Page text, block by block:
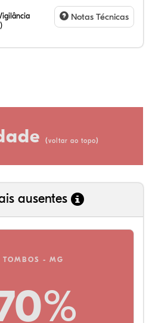
Notas Técnicas
(voltar ao topo)
ausentes
- MG